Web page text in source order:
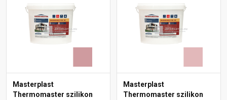
Masterplast
Thermomaster szilikon
Masterplast
Thermomaster szilikon